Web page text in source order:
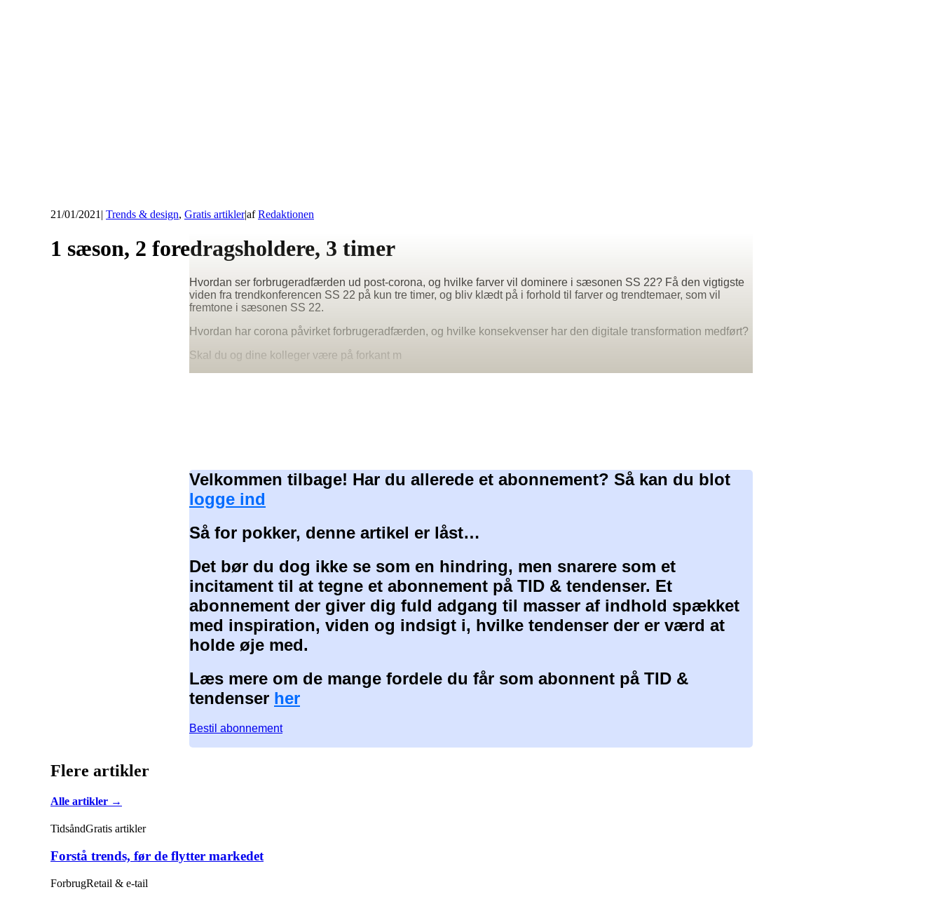
21/01/2021 | Trends & design, Gratis artikler|afRedaktionen
1 sæson, 2 foredragsholdere, 3 timer
Hvordan ser forbrugeradfærden ud post-corona, og hvilke farver vil dominere i sæsonen SS 22? Få den vigtigste
viden fra trendkonferencen SS 22 på kun tre timer, og bliv klædt på i forhold til farver og trendtemaer, som vil
fremtone i sæsonen SS 22.
Hvordan har corona påvirket forbrugeradfærden, og hvilke konsekvenser har den digitale transformation medført?
Skal du og dine kolleger være på forkant m
Velkommen tilbage! Har du allerede et abonnement? Så kan du blot
logge ind
Så for pokker, denne artikel er låst…
Det bør du dog ikke se som en hindring, men snarere som et
incitament til at tegne et abonnement på TID & tendenser. Et
abonnement der giver dig fuld adgang til masser af indhold spækket
med inspiration, viden og indsigt i, hvilke tendenser der er værd at
holde øje med.
Læs mere om de mange fordele du får som abonnent på TID &
tendenser her
Bestil abonnement
Flere artikler
Alle artikler →
TidsåndGratis artikler
Forstå trends, før de flytter markedet
ForbrugRetail & e-tail